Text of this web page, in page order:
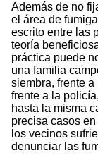
Además de no
el área de
escrito entre las
teoría
práctica puede
una familia
siembra, frente
frente a la
hasta la misma
precisa casos
los vecinos
denunciar las